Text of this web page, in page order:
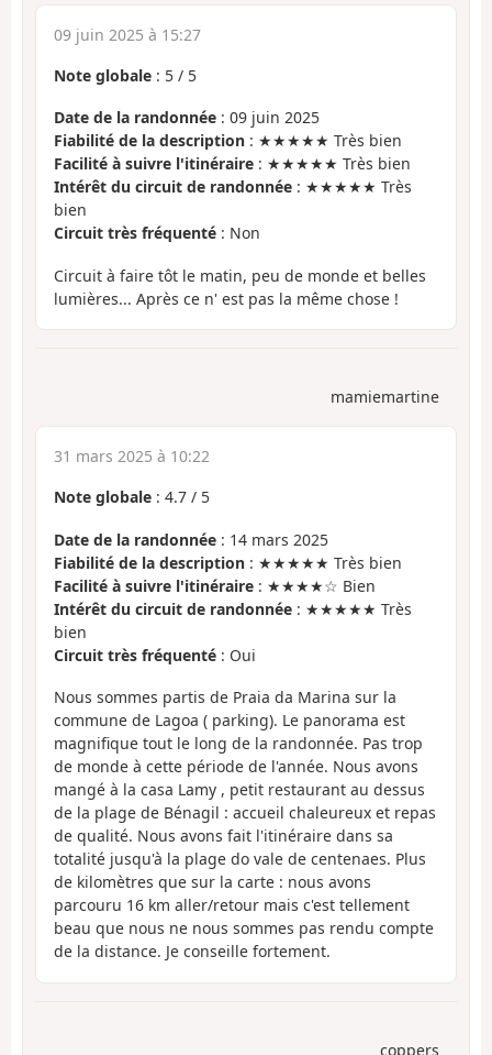
09 juin 2025 à 15:27
Note globale : 5 / 5
Date de la randonnée : 09 juin 2025
Fiabilité de la description : ★★★★★ Très bien
Facilité à suivre l'itinéraire : ★★★★★ Très bien
Intérêt du circuit de randonnée : ★★★★★ Très
bien
Circuit très fréquenté : Non
Circuit à faire tôt le matin, peu de monde et belles
lumières... Après ce n' est pas la même chose !
mamiemartine
31 mars 2025 à 10:22
Note globale : 4.7 / 5
Date de la randonnée : 14 mars 2025
Fiabilité de la description : ★★★★★ Très bien
Facilité à suivre l'itinéraire : ★★★★☆ Bien
Intérêt du circuit de randonnée : ★★★★★ Très
bien
Circuit très fréquenté : Oui
Nous sommes partis de Praia da Marina sur la
commune de Lagoa ( parking). Le panorama est
magnifique tout le long de la randonnée. Pas trop
de monde à cette période de l'année. Nous avons
mangé à la casa Lamy , petit restaurant au dessus
de la plage de Bénagil : accueil chaleureux et repas
de qualité. Nous avons fait l'itinéraire dans sa
totalité jusqu'à la plage do vale de centenaes. Plus
de kilomètres que sur la carte : nous avons
parcouru 16 km aller/retour mais c'est tellement
beau que nous ne nous sommes pas rendu compte
de la distance. Je conseille fortement.
coppers